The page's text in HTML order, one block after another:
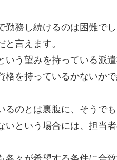
務し続けるのは困難で
言えます。
いう望みを持っている派
を持っているかないか
のとは裏腹に、そうで
という場合には、担当